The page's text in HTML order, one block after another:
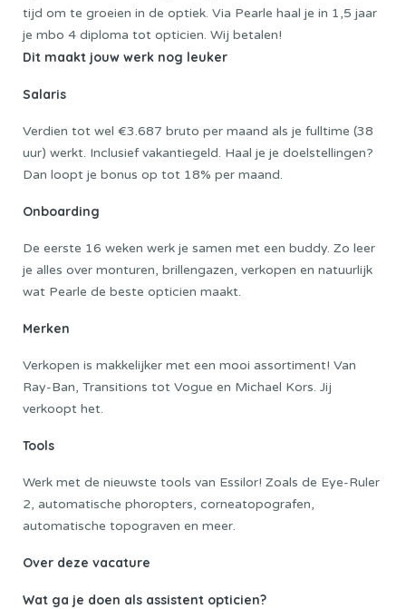
tijd om te groeien in de optiek. Via Pearle haal je in 1,5 jaar
je mbo 4 diploma tot opticien. Wij betalen!
Dit maakt jouw werk nog leuker
Salaris
Verdien tot wel €3.687 bruto per maand als je fulltime (38
uur) werkt. Inclusief vakantiegeld. Haal je je doelstellingen?
Dan loopt je bonus op tot 18% per maand.
Onboarding
De eerste 16 weken werk je samen met een buddy. Zo leer
je alles over monturen, brillengazen, verkopen en natuurlijk
wat Pearle de beste opticien maakt.
Merken
Verkopen is makkelijker met een mooi assortiment! Van
Ray-Ban, Transitions tot Vogue en Michael Kors. Jij
verkoopt het.
Tools
Werk met de nieuwste tools van Essilor! Zoals de Eye-Ruler
2, automatische phoropters, corneatopografen,
automatische topograven en meer.
Over deze vacature
Wat ga je doen als assistent opticien?